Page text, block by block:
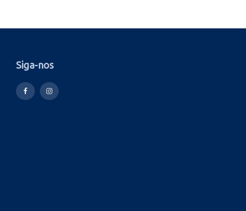
Siga-nos